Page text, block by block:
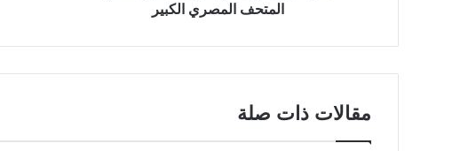
المتحف المصري الكبير
مقالات ذات صلة